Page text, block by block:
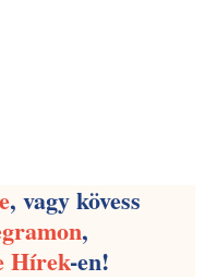
, vagy kövess
,
Hírek-en!